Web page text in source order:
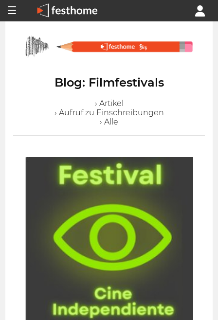
Blog: Filmfestivals
› Artikel
› Aufruf zu Einschreibungen
› Alle